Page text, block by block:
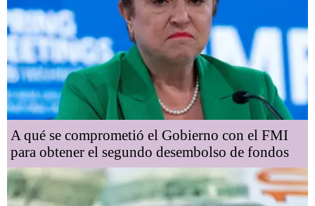
A qué se comprometió el Gobierno con el FMI
para obtener el segundo desembolso de fondos